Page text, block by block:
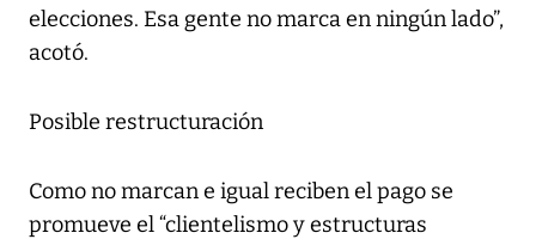
elecciones. Esa gente no marca en ningún lado”,
acotó.
Posible restructuración
Como no marcan e igual reciben el pago se
promueve el “clientelismo y estructuras